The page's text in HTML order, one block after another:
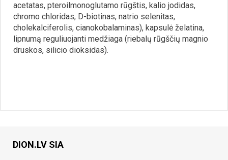
acetatas, pteroilmonoglutamo rūgštis, kalio jodidas,
chromo chloridas, D-biotinas, natrio selenitas,
cholekalciferolis, cianokobalaminas), kapsulė želatina,
lipnumą reguliuojanti medžiaga (riebalų rūgščių magnio
druskos, silicio dioksidas).
DION.LV SIA